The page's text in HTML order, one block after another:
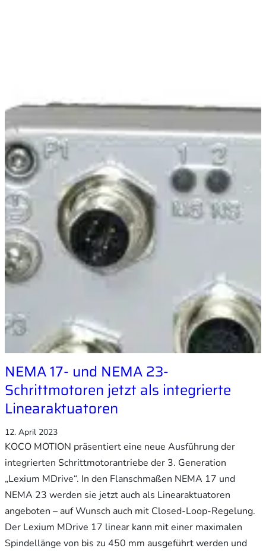
NEMA 17- und NEMA 23-
Schrittmotoren jetzt als integrierte
Linearaktuatoren
12. April 2023
KOCO MOTION präsentiert eine neue Ausführung der
integrierten Schrittmotorantriebe der 3. Generation
„Lexium MDrive“. In den Flanschmaßen NEMA 17 und
NEMA 23 werden sie jetzt auch als Linearaktuatoren
angeboten – auf Wunsch auch mit Closed-Loop-Regelung.
Der Lexium MDrive 17 linear kann mit einer maximalen
Spindellänge von bis zu 450 mm ausgeführt werden und